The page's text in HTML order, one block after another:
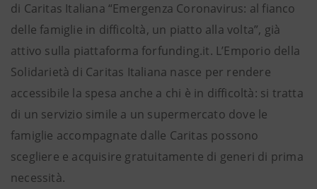
di Caritas Italiana “Emergenza Coronavirus: al fianco
delle famiglie in difficoltà, un piatto alla volta”, già
attivo sulla piattaforma forfunding.it. L’Emporio della
Solidarietà di Caritas Italiana nasce per rendere
accessibile la spesa anche a chi è in difficoltà: si tratta
di un servizio simile a un supermercato dove le
famiglie accompagnate dalle Caritas possono
scegliere e acquisire gratuitamente di generi di prima
necessità.